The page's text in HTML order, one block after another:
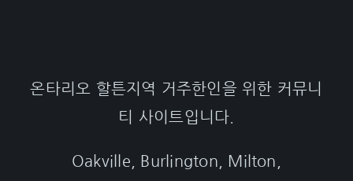
온타리오 할튼지역 거주한인을 위한 커뮤니
티 사이트입니다.
Oakville, Burlington, Milton,